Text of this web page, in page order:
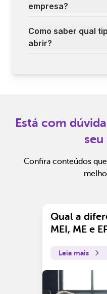
empresa?
Como saber qual
abrir?
Está com
seu
Confira conteúdos
Qual a
MEI, ME e
Leia mais